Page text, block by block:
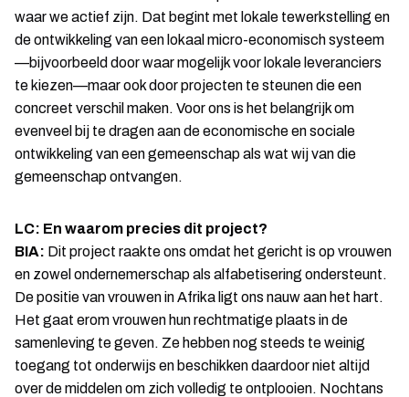
waar we actief zijn. Dat begint met lokale tewerkstelling en
de ontwikkeling van een lokaal micro-economisch systeem
—bijvoorbeeld door waar mogelijk voor lokale leveranciers
te kiezen—maar ook door projecten te steunen die een
concreet verschil maken. Voor ons is het belangrijk om
evenveel bij te dragen aan de economische en sociale
ontwikkeling van een gemeenschap als wat wij van die
gemeenschap ontvangen.
LC: En waarom precies dit project?
BIA: Dit project raakte ons omdat het gericht is op vrouwen
en zowel ondernemerschap als alfabetisering ondersteunt.
De positie van vrouwen in Afrika ligt ons nauw aan het hart.
Het gaat erom vrouwen hun rechtmatige plaats in de
samenleving te geven. Ze hebben nog steeds te weinig
toegang tot onderwijs en beschikken daardoor niet altijd
over de middelen om zich volledig te ontplooien. Nochtans